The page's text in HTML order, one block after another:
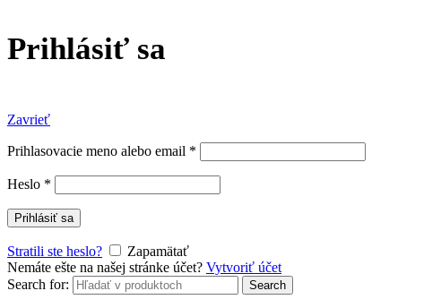
Prihlásiť sa
Zavrieť
Prihlasovacie meno alebo email *
Heslo *
Prihlásiť sa
Stratili ste heslo?
Zapamätať
Nemáte ešte na našej stránke účet? Vytvoriť účet
Search for:
Search